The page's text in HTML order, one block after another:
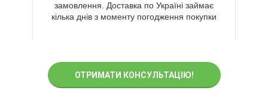
замовлення. Доставка по Україні займає
кілька днів з моменту погодження покупки
ОТРИМАТИ КОНСУЛЬТАЦІЮ!